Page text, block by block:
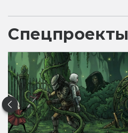
Спецпроекты